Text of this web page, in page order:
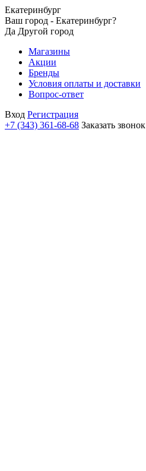
Екатеринбург
Ваш город - Екатеринбург?
Да Другой город
Магазины
Акции
Бренды
Условия оплаты и доставки
Вопрос-ответ
Вход Регистрация
+7 (343) 361-68-68 Заказать звонок